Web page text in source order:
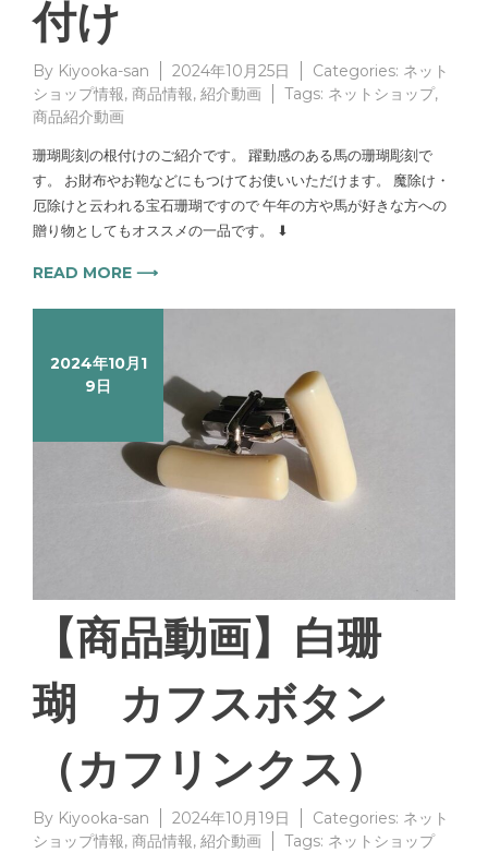
付け
By Kiyooka-san 2024年10月25日 Categories: ネット
ショップ情報, 商品情報, 紹介動画 Tags: ネットショップ,
商品紹介動画
珊瑚彫刻の根付けのご紹介です。 躍動感のある馬の珊瑚彫刻で
す。 お財布やお鞄などにもつけてお使いいただけます。 魔除け・
厄除けと云われる宝石珊瑚ですので 午年の方や馬が好きな方への
贈り物としてもオススメの一品です。 ⬇
READ MORE ⟶
2024年10月1
9日
【商品動画】白珊
瑚 カフスボタン
（カフリンクス）
By Kiyooka-san 2024年10月19日 Categories: ネット
ショップ情報, 商品情報, 紹介動画 Tags: ネットショップ